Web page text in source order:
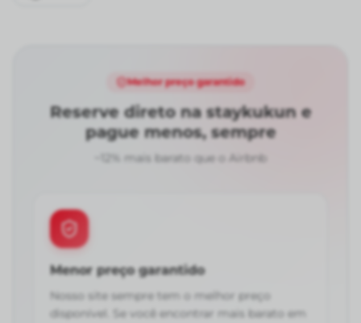
Melhor preço garantido
Reserve direto na staykukun e
pague menos, sempre
~12% mais barato que o Airbnb
Menor preço garantido
Nosso site sempre tem o melhor preço
disponível. Se você encontrar mais barato em